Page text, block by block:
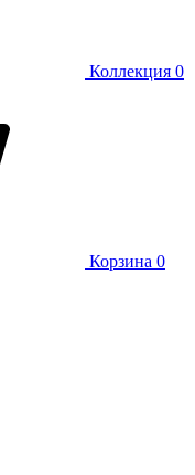
Коллекция 0
Корзина 0